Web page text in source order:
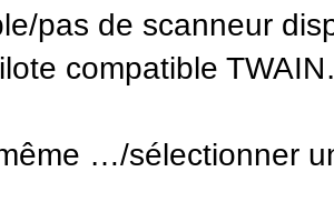
pas de scanneur
compatible
…/sélectionner